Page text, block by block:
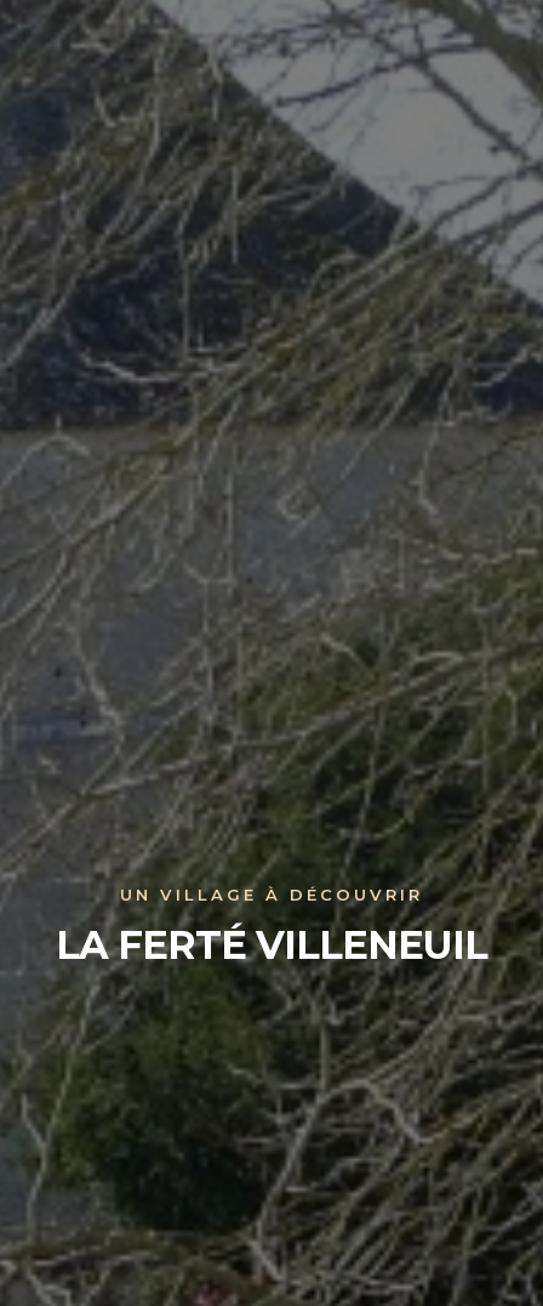
UN VILLAGE À DÉCOUVRIR
LA FERTÉ VILLENEUIL